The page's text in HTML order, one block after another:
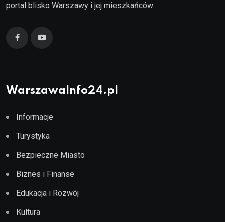
portal blisko Warszawy i jej mieszkańców.
WarszawaInfo24.pl
Informacje
Turystyka
Bezpieczne Miasto
Biznes i Finanse
Edukacja i Rozwój
Kultura